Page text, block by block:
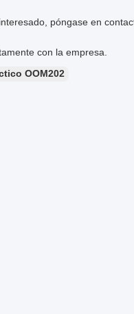
póngase en
con la empresa.
OOM202